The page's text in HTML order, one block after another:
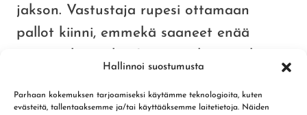
Hallinnoi suostumusta
Parhaan kokemuksen tarjoamiseksi käytämme teknologioita, kuten
evästeitä, tallentaaksemme ja/tai käyttääksemme laitetietoja. Näiden
jakson. Vastustaja rupesi ottamaan
pallot kiinni, emmekä saaneet enää
olimme sopineet, harmittelee